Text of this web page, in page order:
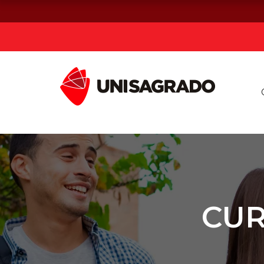
Graduação
Pós-graduação e MBA
Curta Duração
Vestibular